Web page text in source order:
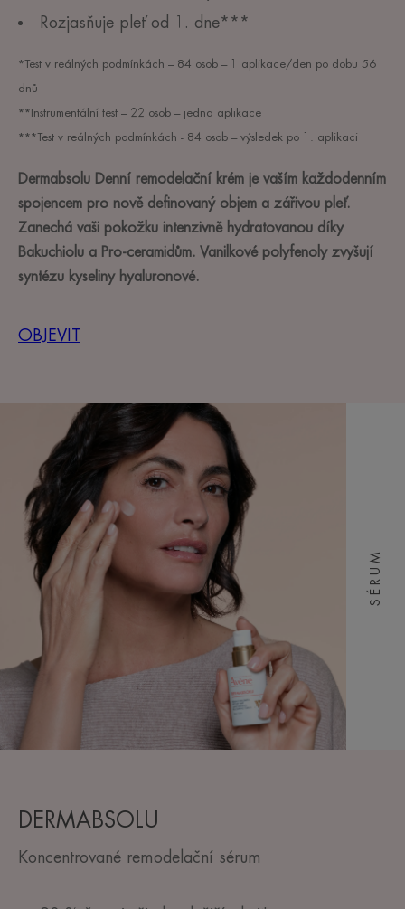
Rozjasňuje pleť od 1. dne***
*Test v reálných podmínkách – 84 osob – 1 aplikace/den po dobu 56
dnů
**Instrumentální test – 22 osob – jedna aplikace
***Test v reálných podmínkách - 84 osob – výsledek po 1. aplikaci
Dermabsolu Denní remodelační krém je vaším každodenním
spojencem pro nově definovaný objem a zářivou pleť.
Zanechá vaši pokožku intenzivně hydratovanou díky
Bakuchiolu a Pro-ceramidům. Vanilkové polyfenoly zvyšují
syntézu kyseliny hyaluronové.
OBJEVIT
DERMABSOLU
Koncentrované remodelační sérum
SÉRUM